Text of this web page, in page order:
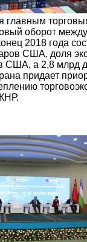
главным
оборот
2018 года
США, доля
США, а 2,8 млрд
придает